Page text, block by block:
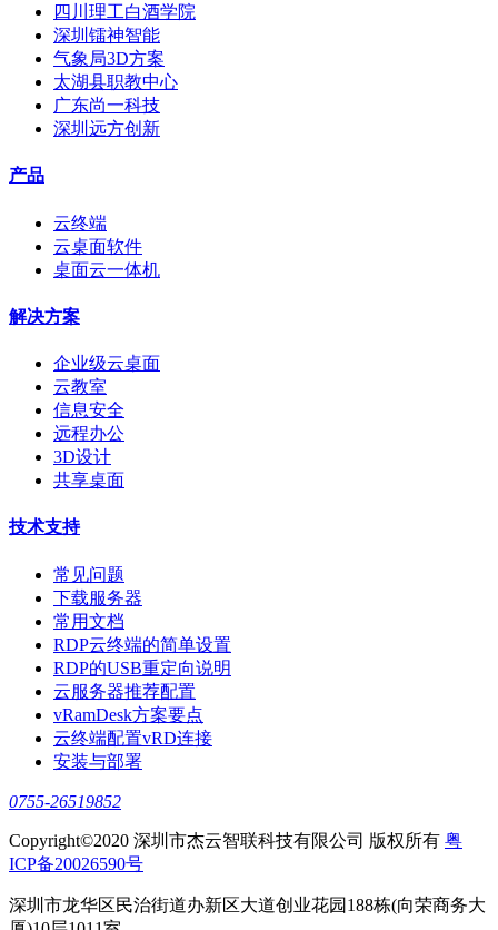
四川理工白酒学院
深圳镭神智能
气象局3D方案
太湖县职教中心
广东尚一科技
深圳远方创新
产品
云终端
云桌面软件
桌面云一体机
解决方案
企业级云桌面
云教室
信息安全
远程办公
3D设计
共享桌面
技术支持
常见问题
下载服务器
常用文档
RDP云终端的简单设置
RDP的USB重定向说明
云服务器推荐配置
vRamDesk方案要点
云终端配置vRD连接
安装与部署
0755-26519852
Copyright©2020 深圳市杰云智联科技有限公司 版权所有 粤
ICP备20026590号
深圳市龙华区民治街道办新区大道创业花园188栋(向荣商务大